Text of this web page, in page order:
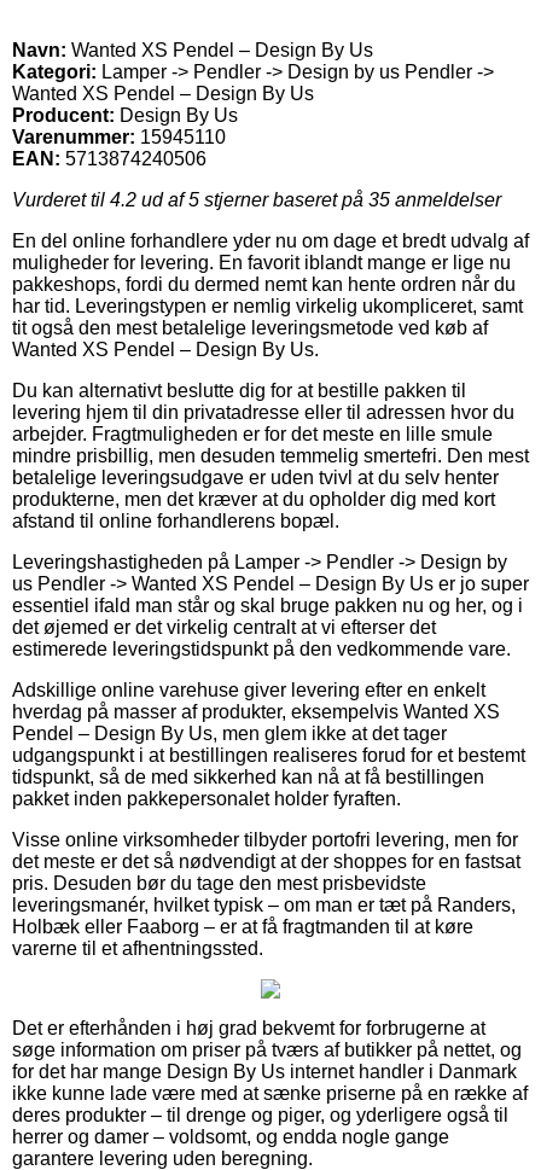
Navn: Wanted XS Pendel – Design By Us
Kategori: Lamper -> Pendler -> Design by us Pendler ->
Wanted XS Pendel – Design By Us
Producent: Design By Us
Varenummer: 15945110
EAN: 5713874240506
Vurderet til 4.2 ud af 5 stjerner baseret på 35 anmeldelser
En del online forhandlere yder nu om dage et bredt udvalg af
muligheder for levering. En favorit iblandt mange er lige nu
pakkeshops, fordi du dermed nemt kan hente ordren når du
har tid. Leveringstypen er nemlig virkelig ukompliceret, samt
tit også den mest betalelige leveringsmetode ved køb af
Wanted XS Pendel – Design By Us.
Du kan alternativt beslutte dig for at bestille pakken til
levering hjem til din privatadresse eller til adressen hvor du
arbejder. Fragtmuligheden er for det meste en lille smule
mindre prisbillig, men desuden temmelig smertefri. Den mest
betalelige leveringsudgave er uden tvivl at du selv henter
produkterne, men det kræver at du opholder dig med kort
afstand til online forhandlerens bopæl.
Leveringshastigheden på Lamper -> Pendler -> Design by
us Pendler -> Wanted XS Pendel – Design By Us er jo super
essentiel ifald man står og skal bruge pakken nu og her, og i
det øjemed er det virkelig centralt at vi efterser det
estimerede leveringstidspunkt på den vedkommende vare.
Adskillige online varehuse giver levering efter en enkelt
hverdag på masser af produkter, eksempelvis Wanted XS
Pendel – Design By Us, men glem ikke at det tager
udgangspunkt i at bestillingen realiseres forud for et bestemt
tidspunkt, så de med sikkerhed kan nå at få bestillingen
pakket inden pakkepersonalet holder fyraften.
Visse online virksomheder tilbyder portofri levering, men for
det meste er det så nødvendigt at der shoppes for en fastsat
pris. Desuden bør du tage den mest prisbevidste
leveringsmanér, hvilket typisk – om man er tæt på Randers,
Holbæk eller Faaborg – er at få fragtmanden til at køre
varerne til et afhentningssted.
Det er efterhånden i høj grad bekvemt for forbrugerne at
søge information om priser på tværs af butikker på nettet, og
for det har mange Design By Us internet handler i Danmark
ikke kunne lade være med at sænke priserne på en række af
deres produkter – til drenge og piger, og yderligere også til
herrer og damer – voldsomt, og endda nogle gange
garantere levering uden beregning.